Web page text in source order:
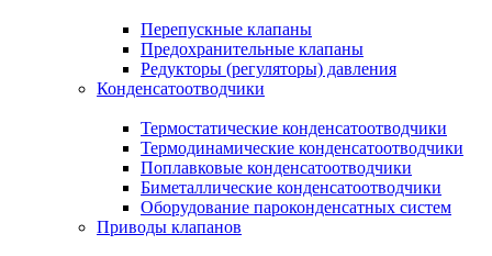
Перепускные клапаны
Предохранительные клапаны
Редукторы (регуляторы) давления
Конденсатоотводчики
Термостатические конденсатоотводчики
Термодинамические конденсатоотводчики
Поплавковые конденсатоотводчики
Биметаллические конденсатоотводчики
Оборудование пароконденсатных систем
Приводы клапанов